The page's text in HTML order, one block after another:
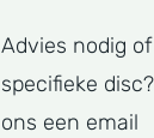
Advies nodig
specifieke
ons een email